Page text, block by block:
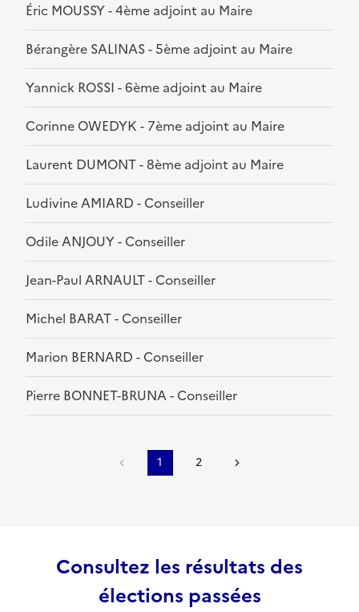
Éric MOUSSY - 4ème adjoint au Maire
Bérangère SALINAS - 5ème adjoint au Maire
Yannick ROSSI - 6ème adjoint au Maire
Corinne OWEDYK - 7ème adjoint au Maire
Laurent DUMONT - 8ème adjoint au Maire
Ludivine AMIARD - Conseiller
Odile ANJOUY - Conseiller
Jean-Paul ARNAULT - Conseiller
Michel BARAT - Conseiller
Marion BERNARD - Conseiller
Pierre BONNET-BRUNA - Conseiller
1 2
Consultez les résultats des
élections passées